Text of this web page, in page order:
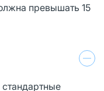
превышать 15